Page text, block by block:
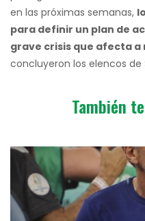
en las próximas semanas,
para definir un plan de
grave crisis que afecta
concluyeron los elencos de
También